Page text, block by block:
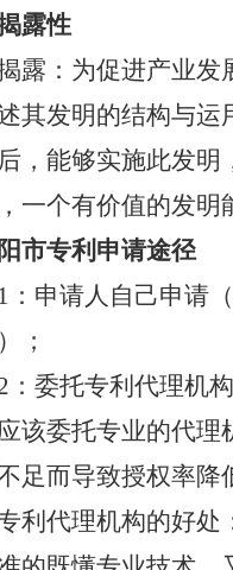
露性
：为促进产业发
其发明的结构与
，能够实施此发
一个有价值的发
市专利 申请途径
1：申请人自己申请
；
：委托专利代理机
委托专业的代理
足而导致授权率降
代理机构的好处